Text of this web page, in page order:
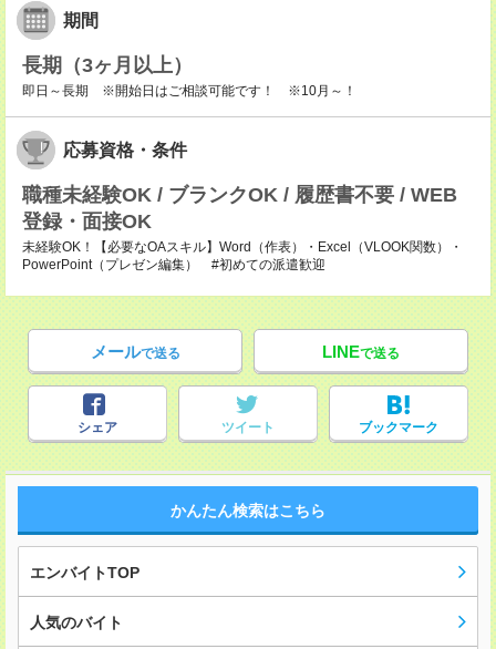
期間
長期（3ヶ月以上）
即日～長期 ※開始日はご相談可能です！ ※10月～！
応募資格・条件
職種未経験OK / ブランクOK / 履歴書不要 / WEB
登録・面接OK
未経験OK！【必要なOAスキル】Word（作表）・Excel（VLOOK関数）・
PowerPoint（プレゼン編集） #初めての派遣歓迎
メールで送る LINEで送る
シェア ツイート ブックマーク
かんたん検索はこちら
エンバイトTOP
人気のバイト